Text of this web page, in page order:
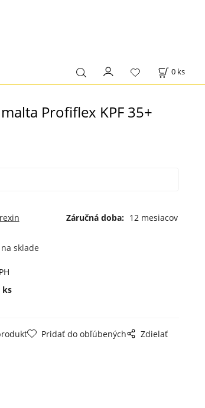
0 ks
Profiflex KPF 35+
Záručná doba: 12 mesiacov
na sklade
ks
Pridať do obľúbených Zdielať